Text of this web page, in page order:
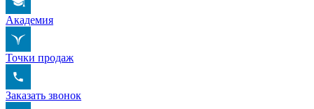
Академия
Точки продаж
Заказать звонок